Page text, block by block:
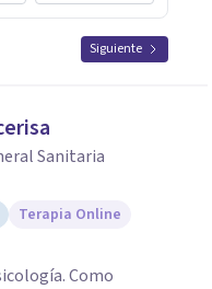
Siguiente
Sanitaria
Terapia Online
Como